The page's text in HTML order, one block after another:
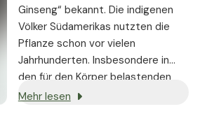
Ginseng“ bekannt. Die indigenen
Völker Südamerikas nutzten die
Pflanze schon vor vielen
Jahrhunderten. Insbesondere in
den für den Körper belastenden
Höhenlagen der Anden dienten die
Mehr lesen